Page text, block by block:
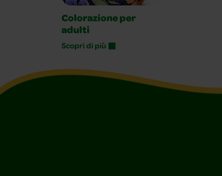
Colorazione per
adulti
Scopri di più